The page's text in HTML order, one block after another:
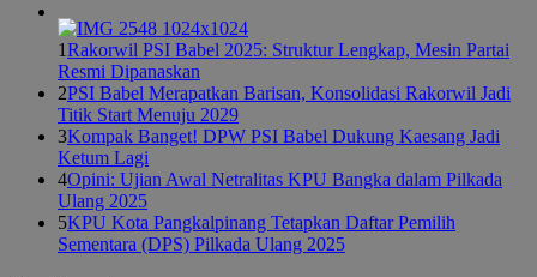
1Rakorwil PSI Babel 2025: Struktur Lengkap, Mesin Partai
Resmi Dipanaskan
2PSI Babel Merapatkan Barisan, Konsolidasi Rakorwil Jadi
Titik Start Menuju 2029
3Kompak Banget! DPW PSI Babel Dukung Kaesang Jadi
Ketum Lagi
4Opini: Ujian Awal Netralitas KPU Bangka dalam Pilkada
Ulang 2025
5KPU Kota Pangkalpinang Tetapkan Daftar Pemilih
Sementara (DPS) Pilkada Ulang 2025